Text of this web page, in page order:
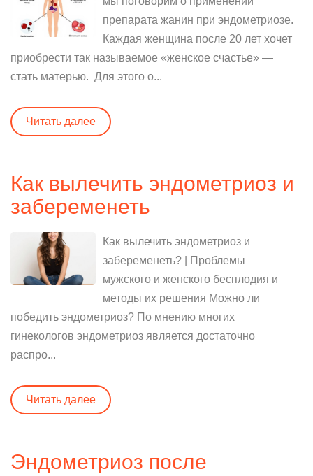
препарата жанин при эндометриозе.
Каждая женщина после 20 лет хочет
приобрести так называемое «женское счастье» —
стать матерью. Для этого о...
Читать далее
Как вылечить эндометриоз и
забеременеть
Как вылечить эндометриоз и
забеременеть? | Проблемы
мужского и женского бесплодия и
методы их решения Можно ли
победить эндометриоз? По мнению многих
гинекологов эндометриоз является достаточно
распро...
Читать далее
Эндометриоз после